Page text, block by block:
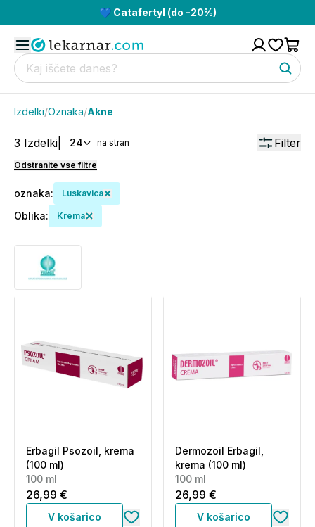
💙 Catafertyl (do -20%)
Izdelki/Oznaka/Akne
3 Izdelki 24 na stran Filter
Odstranite vse filtre
oznaka: Luskavica
Oblika: Krema
Erbagil Psozoil, krema
(100 ml)
100 ml
26,99 €
V košarico
Dermozoil Erbagil,
krema (100 ml)
100 ml
26,99 €
V košarico